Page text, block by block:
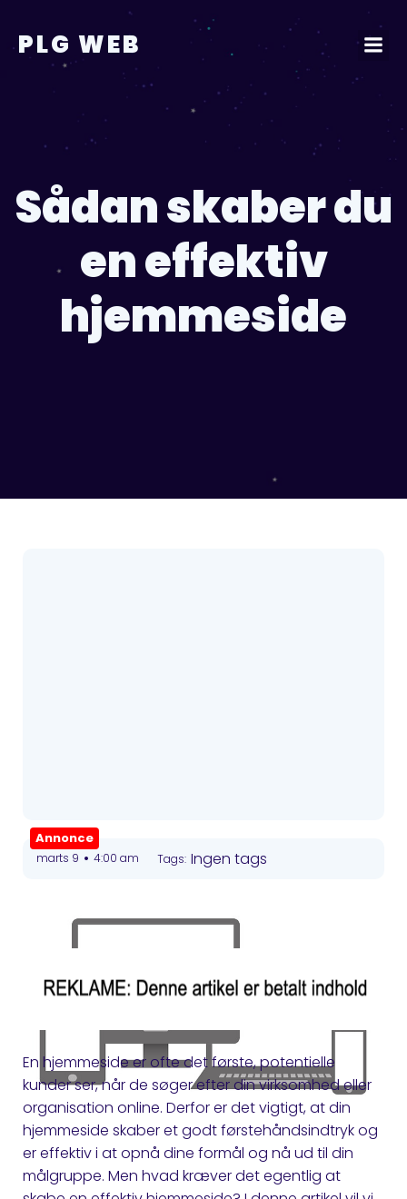
indholdPLG WEB
Sådan skaber du
en effektiv
hjemmeside
Annonce
marts 9 • 4:00 am Tags: Ingen tags
En hjemmeside er ofte det første, potentielle
kunder ser, når de søger efter din virksomhed eller
organisation online. Derfor er det vigtigt, at din
hjemmeside skaber et godt førstehåndsindtryk og
er effektiv i at opnå dine formål og nå ud til din
målgruppe. Men hvad kræver det egentlig at